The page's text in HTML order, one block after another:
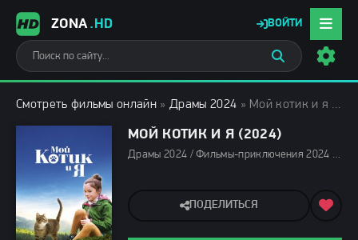
ZONA.HD ВОЙТИ
Смотреть фильмы онлайн »Драмы 2024 » Мой котик и я (2024)
МОЙ КОТИК И Я (2024)
Драмы 2024 / Фильмы-приключения 2024 / Зарубежные фильмы 2024 / Фильмы декабря 2024 / Новинки кино 2024 / Последние фильмы 2024 / Фильмы 2024 / Смотреть фильмы онлайн
ПОДЕЛИТЬСЯ